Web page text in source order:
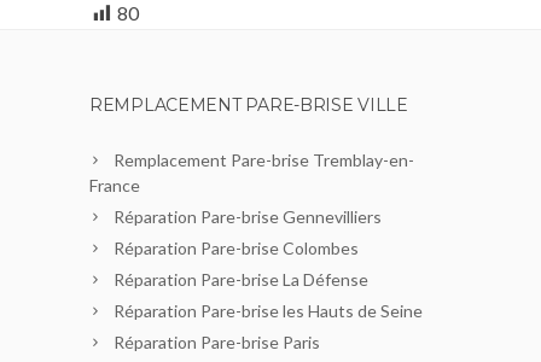
80
REMPLACEMENT PARE-BRISE VILLE
Remplacement Pare-brise Tremblay-en-
France
Réparation Pare-brise Gennevilliers
Réparation Pare-brise Colombes
Réparation Pare-brise La Défense
Réparation Pare-brise les Hauts de Seine
Réparation Pare-brise Paris